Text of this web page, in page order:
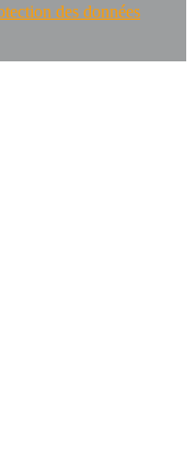
des données